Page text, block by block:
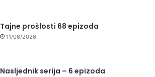
Tajne prošlosti 68 epizoda
11/06/2026
Nasljednik serija – 6 epizoda